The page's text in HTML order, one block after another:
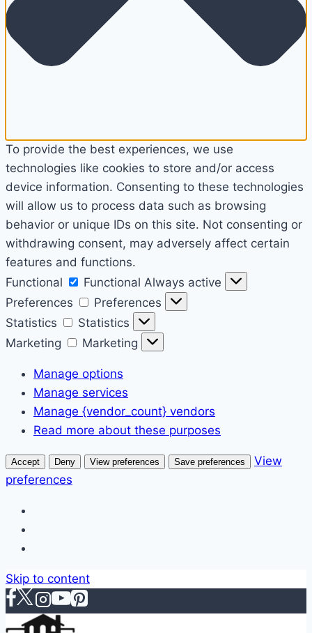
To provide the best experiences, we use
technologies like cookies to store and/or access
device information. Consenting to these technologies
will allow us to process data such as browsing
behavior or unique IDs on this site. Not consenting or
withdrawing consent, may adversely affect certain
features and functions.
Functional
Functional Always active
Preferences
Preferences
Statistics
Statistics
Marketing
Marketing
Manage options
Manage services
Manage {vendor_count} vendors
Read more about these purposes
Accept Deny View preferences Save preferences
View
preferences
Skip to content